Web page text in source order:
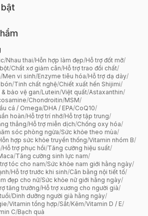
/Nhau thai/Hỗn hợp làm đẹp/Hỗ trợ đốt mỡ/
/Chất xơ giảm cân/Hỗ trợ trao đổi chất/
/Men vi sinh/Enzyme tiêu hóa/Hỗ trợ dạ dày/
/Tinh chất nghệ/Chiết xuất hến Shijimi/
& bảo vệ gan/Lutein/Việt quất/Astaxanthin/
/Chondroitin/MSM/
cá / Omega/DHA / EPA/CoQ10/
hoàn/Hỗ trợ trí nhớ/Hỗ trợ tập trung/
thẳng/Hỗ trợ miễn dịch/Chống oxy hóa/
sóc phòng ngừa/Sức khỏe theo mùa/
hợp sức khỏe truyền thống/Vitamin nhóm B/
/Hỗ trợ phục hồi/Tăng cường hiệu suất/
/Tăng cường sinh lực nam/
tóc cho nam/Sức khỏe nam giới hằng ngày/
/Hỗ trợ trước khi sinh/Cân bằng nội tiết tố/
đẹp cho nữ/Sức khỏe nữ giới hằng ngày/
tăng trưởng/Hỗ trợ xương cho người già/
/Dinh dưỡng người già hằng ngày/
/Vitamin tổng hợp/Sắt/Kẽm/Vitamin D / E/
C/Bạch quả